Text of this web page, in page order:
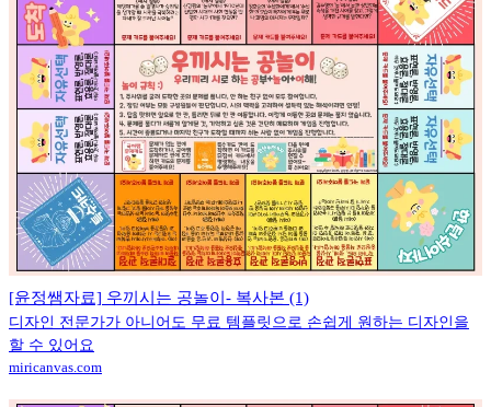
[윤정쌤자료] 우끼시는 공놀이- 복사본 (1)
디자인 전문가가 아니어도 무료 템플릿으로 손쉽게 원하는 디자인을
할 수 있어요
miricanvas.com